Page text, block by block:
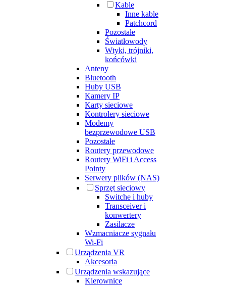
Kable
Inne kable
Patchcord
Pozostałe
Światłowody
Wtyki, trójniki,
końcówki
Anteny
Bluetooth
Huby USB
Kamery IP
Karty sieciowe
Kontrolery sieciowe
Modemy
bezprzewodowe USB
Pozostałe
Routery przewodowe
Routery WiFi i Access
Pointy
Serwery plików (NAS)
Sprzęt sieciowy
Switche i huby
Transceiver i
konwertery
Zasilacze
Wzmacniacze sygnału
Wi-Fi
Urządzenia VR
Akcesoria
Urządzenia wskazujące
Kierownice